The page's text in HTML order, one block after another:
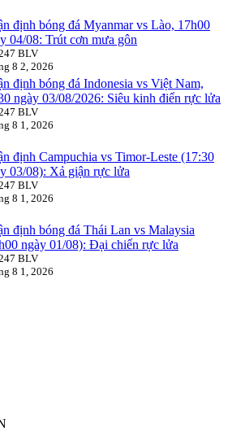
định bóng đá Myanmar vs Lào, 17h00
04/08: Trút cơn mưa gôn
BLV
8 2, 2026
định bóng đá Indonesia vs Việt Nam,
ngày 03/08/2026: Siêu kinh điển rực lửa
BLV
8 1, 2026
định Campuchia vs Timor-Leste (17:30
03/08): Xả giận rực lửa
BLV
8 1, 2026
định bóng đá Thái Lan vs Malaysia
ngày 01/08): Đại chiến rực lửa
BLV
8 1, 2026